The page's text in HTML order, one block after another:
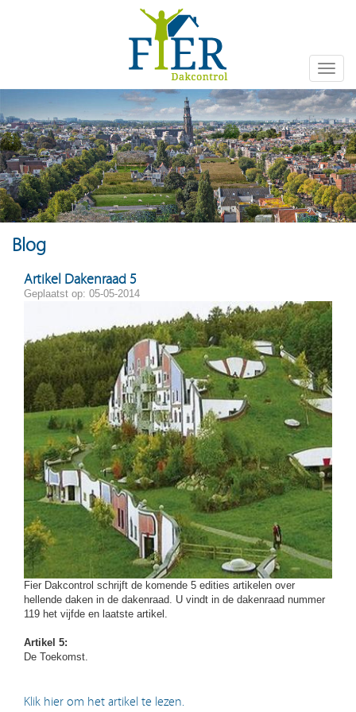
Toggle
Blog
Artikel Dakenraad 5
Geplaatst op: 05-05-2014
Fier Dakcontrol schrijft de komende 5 edities artikelen over
hellende daken in de dakenraad. U vindt in de dakenraad nummer
119 het vijfde en laatste artikel.
Artikel 5:
De Toekomst.
Klik hier om het artikel te lezen.